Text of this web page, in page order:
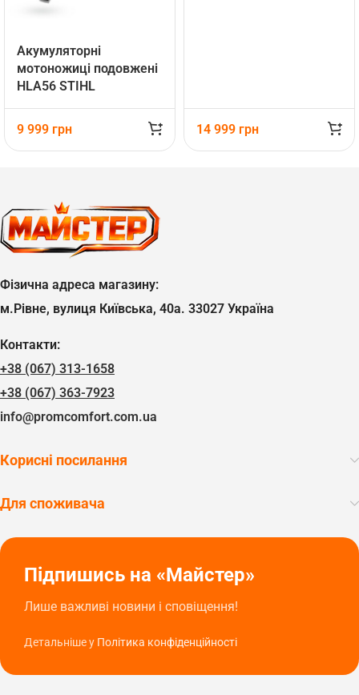
Акумуляторні
мотоножиці подовжені
HLA56 STIHL
9 999 грн 14 999 грн
Фізична адреса магазину:
м.Рівне, вулиця Київська, 40а. 33027 Україна
Контакти:
+38 (067) 313-1658
+38 (067) 363-7923
info@promcomfort.com.ua
Корисні посилання
Для споживача
Підпишись на «Майстер»
Лише важливі новини і сповіщення!
Детальніше у Політика конфіденційності